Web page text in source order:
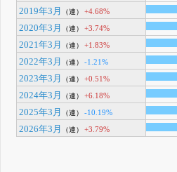
2019年3月
（連） +4.68%
2020年3月
（連） +3.74%
2021年3月
（連） +1.83%
2022年3月
（連） -1.21%
2023年3月
（連） +0.51%
2024年3月
（連） +6.18%
2025年3月
（連） -10.19%
2026年3月
（連） +3.79%